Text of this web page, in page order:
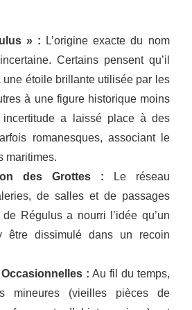
» : L’origine exacte du nom
Certains pensent qu’il
une étoile brillante utilisée par les
à une figure historique moins
incertitude a laissé place à des
romanesques, associant le
maritimes.
des Grottes : Le réseau
de salles et de passages
Régulus a nourri l’idée qu’un
être dissimulé dans un recoin
: Au fil du temps,
mineures (vieilles pièces de